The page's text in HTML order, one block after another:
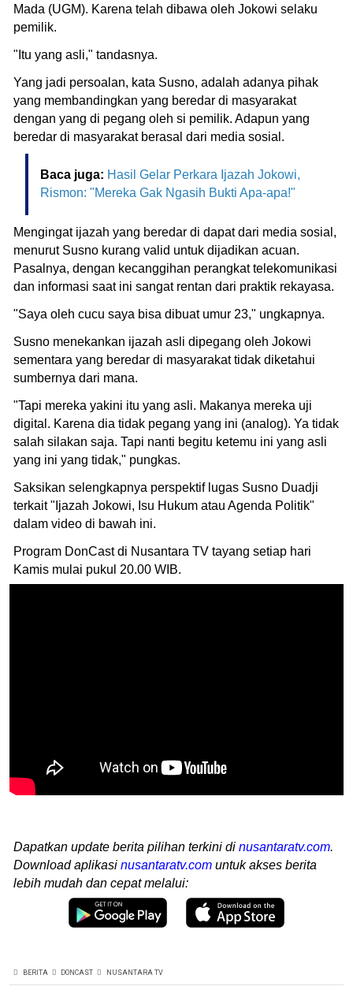
Mada (UGM). Karena telah dibawa oleh Jokowi selaku
pemilik.
"Itu yang asli," tandasnya.
Yang jadi persoalan, kata Susno, adalah adanya pihak
yang membandingkan yang beredar di masyarakat
dengan yang di pegang oleh si pemilik. Adapun yang
beredar di masyarakat berasal dari media sosial.
Baca juga: Hasil Gelar Perkara Ijazah Jokowi,
Rismon: "Mereka Gak Ngasih Bukti Apa-apa!"
Mengingat ijazah yang beredar di dapat dari media sosial,
menurut Susno kurang valid untuk dijadikan acuan.
Pasalnya, dengan kecanggihan perangkat telekomunikasi
dan informasi saat ini sangat rentan dari praktik rekayasa.
"Saya oleh cucu saya bisa dibuat umur 23," ungkapnya.
Susno menekankan ijazah asli dipegang oleh Jokowi
sementara yang beredar di masyarakat tidak diketahui
sumbernya dari mana.
"Tapi mereka yakini itu yang asli. Makanya mereka uji
digital. Karena dia tidak pegang yang ini (analog). Ya tidak
salah silakan saja. Tapi nanti begitu ketemu ini yang asli
yang ini yang tidak," pungkas.
Saksikan selengkapnya perspektif lugas Susno Duadji
terkait "Ijazah Jokowi, Isu Hukum atau Agenda Politik"
dalam video di bawah ini.
Program DonCast di Nusantara TV tayang setiap hari
Kamis mulai pukul 20.00 WIB.
Dapatkan update berita pilihan terkini di nusantaratv.com.
Download aplikasi nusantaratv.com untuk akses berita
lebih mudah dan cepat melalui:
BERITA DONCAST NUSANTARA TV